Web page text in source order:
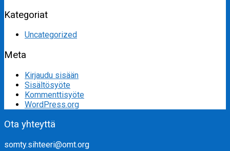
Kategoriat
Uncategorized
Meta
Kirjaudu sisään
Sisältösyöte
Kommenttisyöte
WordPress.org
Ota yhteyttä
somty.sihteeri@omt.org